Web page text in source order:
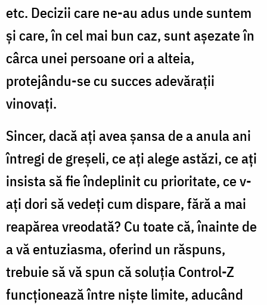
etc. Decizii care ne-au adus unde suntem
și care, în cel mai bun caz, sunt așezate în
cârca unei persoane ori a alteia,
protejându-se cu succes adevărații
vinovați.
Sincer, dacă ați avea șansa de a anula ani
întregi de greșeli, ce ați alege astăzi, ce ați
insista să fie îndeplinit cu prioritate, ce v-
ați dori să vedeți cum dispare, fără a mai
reapărea vreodată? Cu toate că, înainte de
a vă entuziasma, oferind un răspuns,
trebuie să vă spun că soluția Control-Z
funcționează între niște limite, aducând